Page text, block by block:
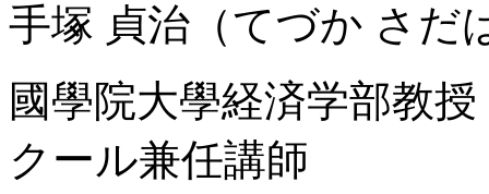
手塚 貞治（てづか さだ
國學院大學経済学部教
クール兼任講師